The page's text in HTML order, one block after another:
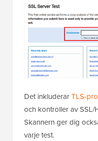
Det inkluderarTLS-
och kontroller av
Skannern ger dig
varje test.